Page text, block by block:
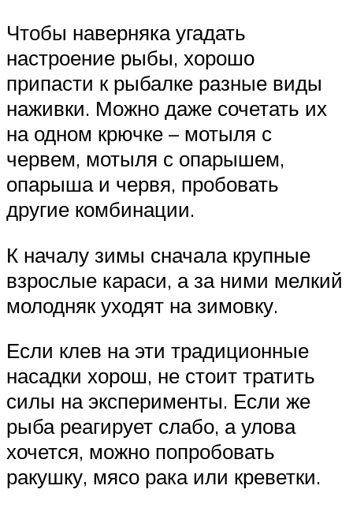
Чтобы наверняка угадать
настроение рыбы, хорошо
припасти к рыбалке разные виды
наживки. Можно даже сочетать их
на одном крючке – мотыля с
червем, мотыля с опарышем,
опарыша и червя, пробовать
другие комбинации.
К началу зимы сначала крупные
взрослые караси, а за ними мелкий
молодняк уходят на зимовку.
Если клев на эти традиционные
насадки хорош, не стоит тратить
силы на эксперименты. Если же
рыба реагирует слабо, а улова
хочется, можно попробовать
ракушку, мясо рака или креветки.